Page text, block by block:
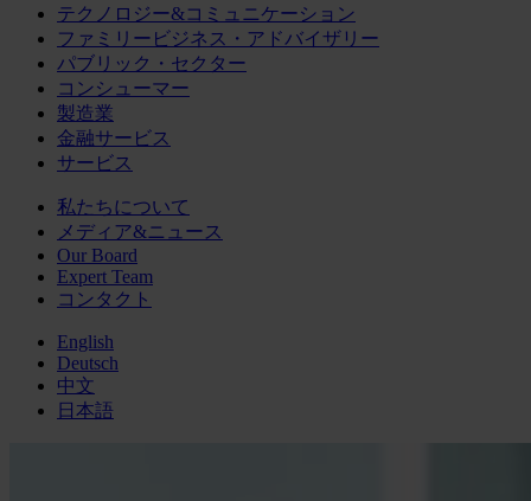
テクノロジー&コミュニケーション
ファミリービジネス・アドバイザリー
パブリック・セクター
コンシューマー
製造業
金融サービス
サービス
私たちについて
メディア&ニュース
Our Board
Expert Team
コンタクト
English
Deutsch
中文
日本語